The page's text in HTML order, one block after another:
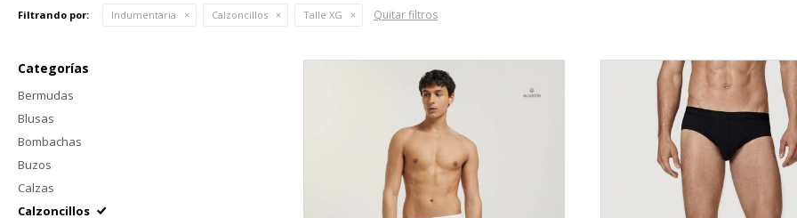
Filtrando por: Indumentaria Calzoncillos Talle XG Quitar filtros
Categorías
Bermudas
Blusas
Bombachas
Buzos
Calzas
Calzoncillos